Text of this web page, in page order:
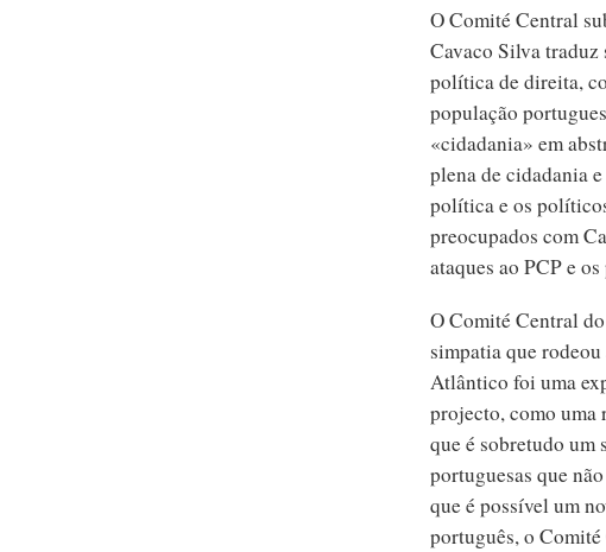
O Comité Central
Cavaco Silva traduz
política de direita,
população
«cidadania» em
plena de cidadania
política e os
preocupados com
ataques ao PCP e
O Comité Central
simpatia que
Atlântico foi uma
projecto, como uma
que é sobretudo um
portuguesas que
que é possível um
português, o